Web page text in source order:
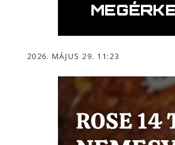
2026. MÁJUS 29. 11:23